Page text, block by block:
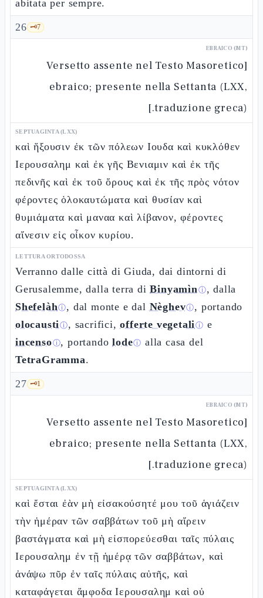
abitata per sempre.
26 🗝️7
EBRAICO (MT)
[Versetto assente nel Testo Masoretico
ebraico; presente nella Settanta (LXX,
traduzione greca).]
SEPTUAGINTA (LXX)
καὶ ἥξουσιν ἐκ τῶν πόλεων Ιουδα καὶ κυκλόθεν
Ιερουσαλημ καὶ ἐκ γῆς Βενιαμιν καὶ ἐκ τῆς
πεδινῆς καὶ ἐκ τοῦ ὄρους καὶ ἐκ τῆς πρὸς νότον
φέροντες ὁλοκαυτώματα καὶ θυσίαν καὶ
θυμιάματα καὶ μαναα καὶ λίβανον, φέροντες
αἴνεσιν εἰς οἶκον κυρίου.
LETTURA ORTODOSSA
Verranno dalle città di Giuda, dai dintorni di
Gerusalemme, dalla terra diBinyamìnⓘ, dalla
Shefelàhⓘ, dal monte e dal Nèghevⓘ, portando
olocaustiⓘ, sacrifici,offerte vegetaliⓘ e
incensoⓘ, portandolodeⓘ alla casa del
TetraGramma.
27 🗝️1
EBRAICO (MT)
[Versetto assente nel Testo Masoretico
ebraico; presente nella Settanta (LXX,
traduzione greca).]
SEPTUAGINTA (LXX)
καὶ ἔσται ἐὰν μὴ εἰσακούσητέ μου τοῦ ἁγιάζειν
τὴν ἡμέραν τῶν σαββάτων τοῦ μὴ αἴρειν
βαστάγματα καὶ μὴ εἰσπορεύεσθαι ταῖς πύλαις
Ιερουσαλημ ἐν τῇ ἡμέρᾳ τῶν σαββάτων, καὶ
ἀνάψω πῦρ ἐν ταῖς πύλαις αὐτῆς, καὶ
καταφάγεται ἄμφοδα Ιερουσαλημ καὶ οὐ